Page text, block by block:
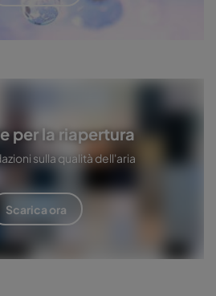
per la riapertura
sulla qualità dell'aria
Scarica ora